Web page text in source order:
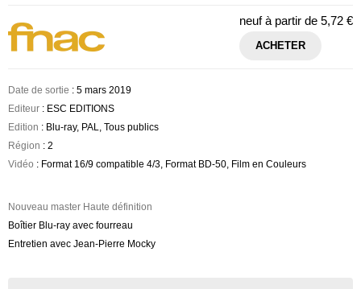
neuf à partir de 5,72 €
ACHETER
Date de sortie : 5 mars 2019
Editeur : ESC EDITIONS
Edition : Blu-ray, PAL, Tous publics
Région : 2
Vidéo : Format 16/9 compatible 4/3, Format BD-50, Film en Couleurs
Nouveau master Haute définition
Boîtier Blu-ray avec fourreau
Entretien avec Jean-Pierre Mocky